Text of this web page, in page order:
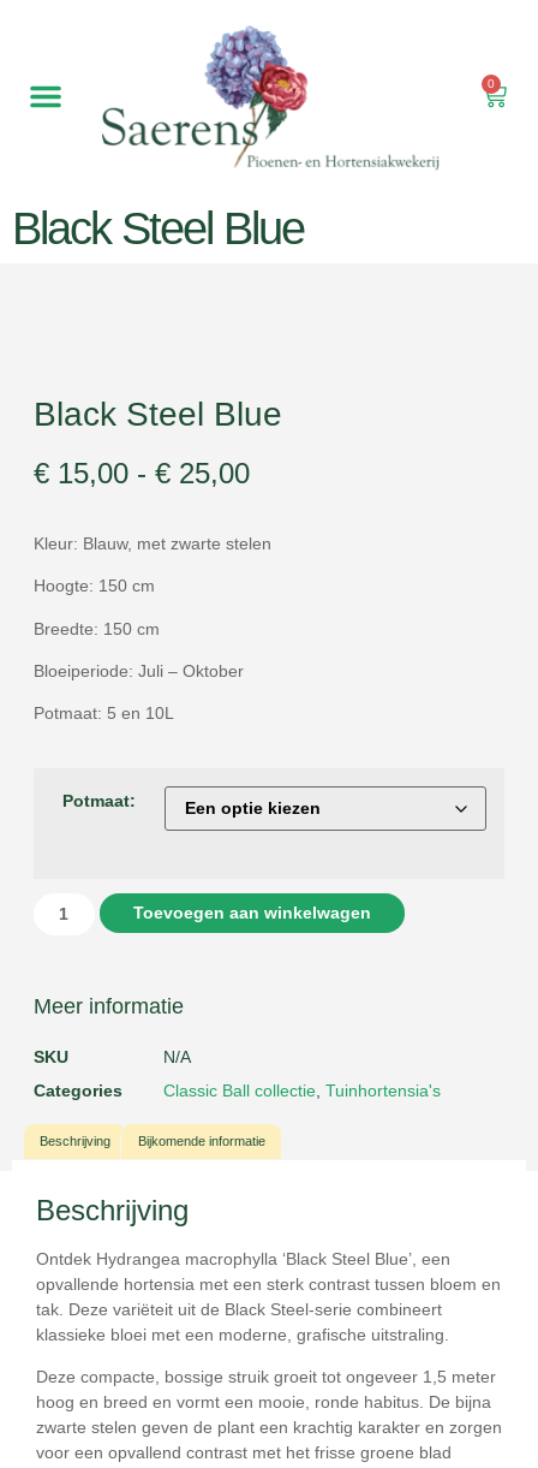
0
Black Steel Blue
Black Steel Blue
€ 15,00 - € 25,00
Kleur: Blauw, met zwarte stelen
Hoogte: 150 cm
Breedte: 150 cm
Bloeiperiode: Juli – Oktober
Potmaat: 5 en 10L
Potmaat:
Toevoegen aan winkelwagen
Meer informatie
SKU
N/A
Categories
Classic Ball collectie, Tuinhortensia's
Beschrijving Bijkomende informatie
Beschrijving
Ontdek Hydrangea macrophylla ‘Black Steel Blue’ , een
opvallende hortensia met een sterk contrast tussen bloem en
tak. Deze variëteit uit de Black Steel-serie combineert
klassieke bloei met een moderne, grafische uitstraling.
Deze compacte, bossige struik groeit tot ongeveer 1,5 meter
hoog en breed en vormt een mooie, ronde habitus. De bijna
zwarte stelen geven de plant een krachtig karakter en zorgen
voor een opvallend contrast met het frisse groene blad